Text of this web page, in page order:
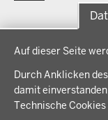
Auf dieser Seite
Durch Anklicken
damit
Technische
der
Fußzeile
THEMEN
Bauen, Planen und
Bildung, Schule und
IM FOKUS
Energiewende AG